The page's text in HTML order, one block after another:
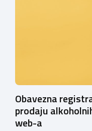
1. siječnja 2025.
zahtjevi za izdavanje
Obavezna
prodaju
web-a